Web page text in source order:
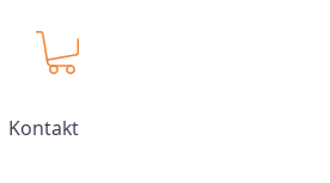
Kontakt